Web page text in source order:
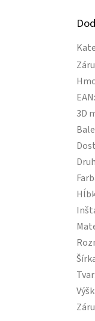
EAN:
3D
Druh
Tvar